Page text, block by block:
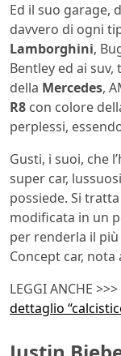
Ed il suo garage,
davvero di ogni
Lamborghini,
Bentley ed ai
della Mercedes,
R8 con colore
perplessi,
Gusti, i suoi, che
super car,
possiede. Si
modificata in un
per renderla il
Concept car, nota
LEGGI ANCHE >>>
dettaglio